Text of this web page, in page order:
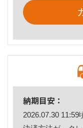
納期目安：
2026.07.30 11:59